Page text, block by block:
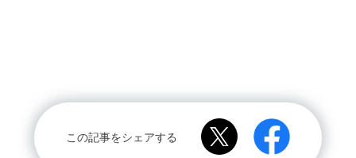
この記事をシェアする